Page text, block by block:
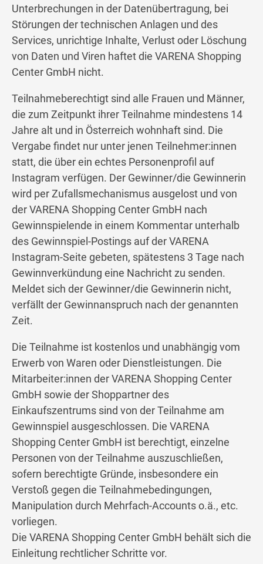
Unterbrechungen in der Datenübertragung, bei
Störungen der technischen Anlagen und des
Services, unrichtige Inhalte, Verlust oder Löschung
von Daten und Viren haftet die VARENA Shopping
Center GmbH nicht.
Teilnahmeberechtigt sind alle Frauen und Männer,
die zum Zeitpunkt ihrer Teilnahme mindestens 14
Jahre alt und in Österreich wohnhaft sind. Die
Vergabe findet nur unter jenen Teilnehmer:innen
statt, die über ein echtes Personenprofil auf
Instagram verfügen. Der Gewinner/die Gewinnerin
wird per Zufallsmechanismus ausgelost und von
der VARENA Shopping Center GmbH nach
Gewinnspielende in einem Kommentar unterhalb
des Gewinnspiel-Postings auf der VARENA
Instagram-Seite gebeten, spätestens 3 Tage nach
Gewinnverkündung eine Nachricht zu senden.
Meldet sich der Gewinner/die Gewinnerin nicht,
verfällt der Gewinnanspruch nach der genannten
Zeit.
Die Teilnahme ist kostenlos und unabhängig vom
Erwerb von Waren oder Dienstleistungen. Die
Mitarbeiter:innen der VARENA Shopping Center
GmbH sowie der Shoppartner des
Einkaufszentrums sind von der Teilnahme am
Gewinnspiel ausgeschlossen. Die VARENA
Shopping Center GmbH ist berechtigt, einzelne
Personen von der Teilnahme auszuschließen,
sofern berechtigte Gründe, insbesondere ein
Verstoß gegen die Teilnahmebedingungen,
Manipulation durch Mehrfach-Accounts o.ä., etc.
vorliegen.
Die VARENA Shopping Center GmbH behält sich die
Einleitung rechtlicher Schritte vor.